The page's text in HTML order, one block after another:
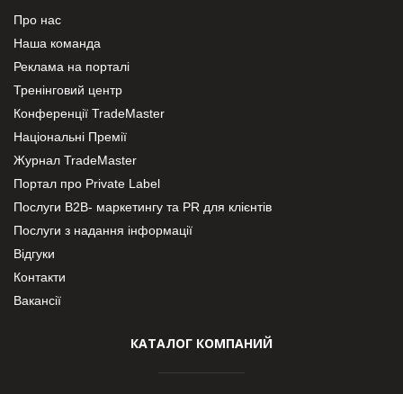
Про нас
Наша команда
Реклама на порталі
Тренінговий центр
Конференції TradeMaster
Національні Премії
Журнал TradeMaster
Портал про Private Label
Послуги В2В- маркетингу та PR для клієнтів
Послуги з надання інформації
Відгуки
Контакти
Вакансії
КАТАЛОГ КОМПАНИЙ